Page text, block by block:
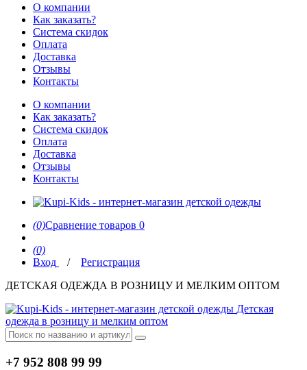
О компании
Как заказать?
Система скидок
Оплата
Доставка
Отзывы
Контакты
О компании
Как заказать?
Система скидок
Оплата
Доставка
Отзывы
Контакты
(0)Сравнение товаров 0
(0)
Вход
/
Регистрация
ДЕТСКАЯ ОДЕЖДА В РОЗНИЦУ И МЕЛКИМ ОПТОМ
Детская
одежда в розницу и мелким оптом
+7 952 808 99 99